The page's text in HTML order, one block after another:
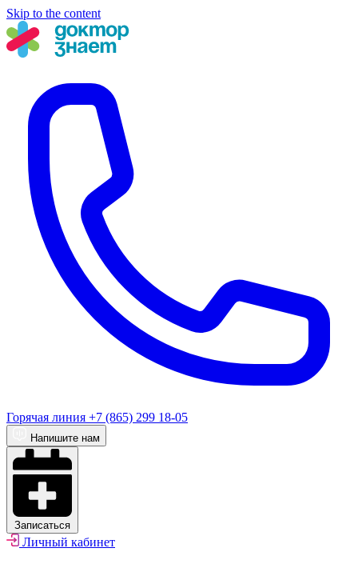
Skip to the content
Горячая линия +7 (865) 299 18-05
Напишите нам
Записаться
Личный кабинет